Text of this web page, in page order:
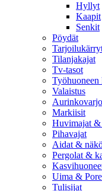
Hyllyt
Kaapit
Senkit
Pöydät
Tilanjakajat
Tv-tasot
Työhuoneen
Valaistus
Markiisit
Huvimajat &
Pihavajat
Aidat &
Pergolat &
Uima &
Tulisijat